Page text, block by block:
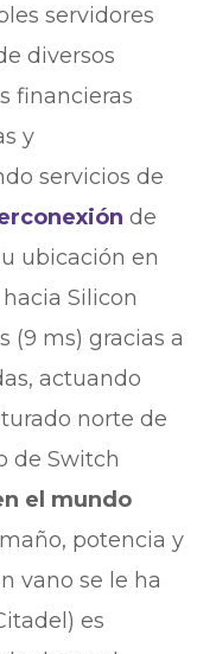
servidores
diversos
financieras
y
servicios de
de
ubicación en
Silicon
(9 ms) gracias a
actuando
norte de
de Switch
el mundo
potencia y
vano se le ha
es